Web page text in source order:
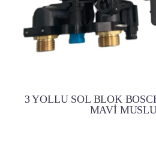
3 YOLLU SOL BLOK
MAVİ